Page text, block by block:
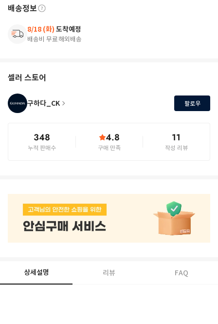
배송정보
8/18 (화) 도착예정
배송비 무료해외배송
셀러 스토어
구하다_CK 팔로우
348
누적 판매수
4.8
구매 만족
11
작성 리뷰
상세설명 리뷰 FAQ